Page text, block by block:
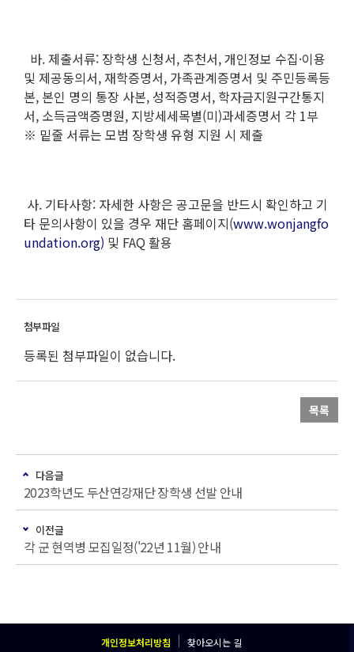
바. 제출서류: 장학생 신청서, 추천서, 개인정보 수집·이용
및 제공동의서, 재학증명서, 가족관계증명서 및 주민등록등
본, 본인 명의 통장 사본, 성적증명서, 학자금지원구간통지
서, 소득금액증명원, 지방세세목별(미)과세증명서 각 1부
※ 밑줄 서류는 모범 장학생 유형 지원 시 제출
사. 기타사항: 자세한 사항은 공고문을 반드시 확인하고 기
타 문의사항이 있을 경우 재단 홈페이지(www.wonjangfo
undation.org) 및 FAQ 활용
등록된 첨부파일이 없습니다.
목록
다음글
2023학년도 두산연강재단 장학생 선발 안내
이전글
각 군 현역병 모집일정('22년 11월) 안내
개인정보처리방침 찾아오시는 길